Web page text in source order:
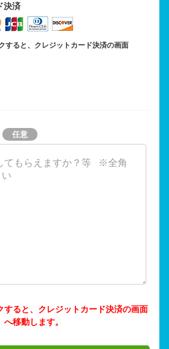
決済
すると、クレジットカード決済の画面
すると、クレジットカード決済の画面
へ移動します。